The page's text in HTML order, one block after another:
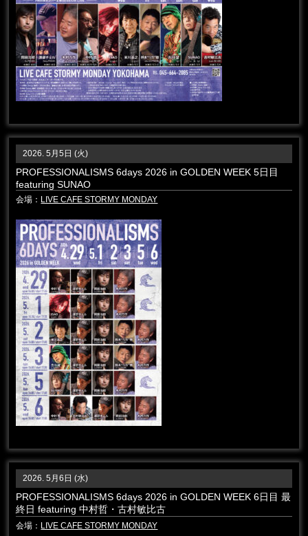
2026. 5月5日 (火)
PROFESSIONALISMS 6days 2026 in GOLDEN WEEK 5日目
featuring SUNAO
会場： LIVE CAFE STORMY MONDAY
2026. 5月6日 (水)
PROFESSIONALISMS 6days 2026 in GOLDEN WEEK 6日目 最
終日 featuring 中村哲・古村敏比古
会場： LIVE CAFE STORMY MONDAY